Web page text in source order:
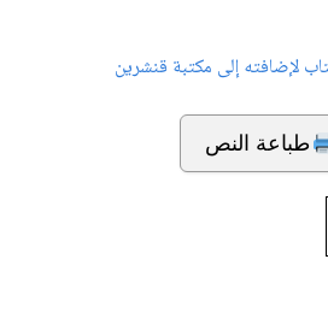
لإضافته إلى مكتبة قنشرين
طباعة النص